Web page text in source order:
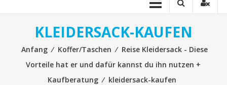
KLEIDERSACK-KAUFEN
Anfang ⁄ Koffer/Taschen ⁄ Reise Kleidersack - Diese
Vorteile hat er und dafür kannst du ihn nutzen +
Kaufberatung ⁄ kleidersack-kaufen